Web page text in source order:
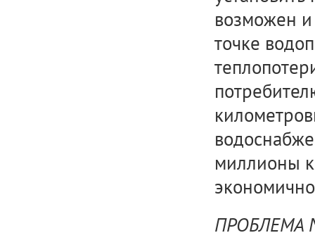
возможен
точке
миллионы
ПРОБЛЕМА